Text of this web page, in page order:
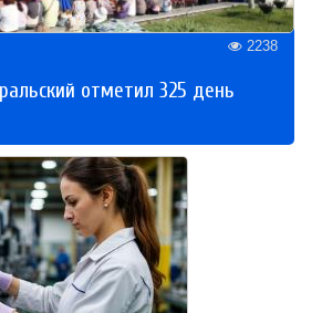
2238
отметил 325 день